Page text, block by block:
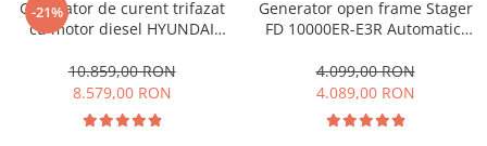
Casute de gradina
Mobilier gradina si terasa
Motoburghie si masini sa sapat
-21%
Generator de curent trifazat
cu motor diesel HYUNDAI
trifazica HYUNDAI AC-ATS12-
3P
10.859,00 RON
8.579,00 RON
Generator open frame Stager
FD 10000ER-E3R Automatic,
benzina, pornire electrica,
bobinaj cupru 100%,
telecomanda, conector ATS si
conector invertor solar
4.099,00 RON
4.089,00 RON